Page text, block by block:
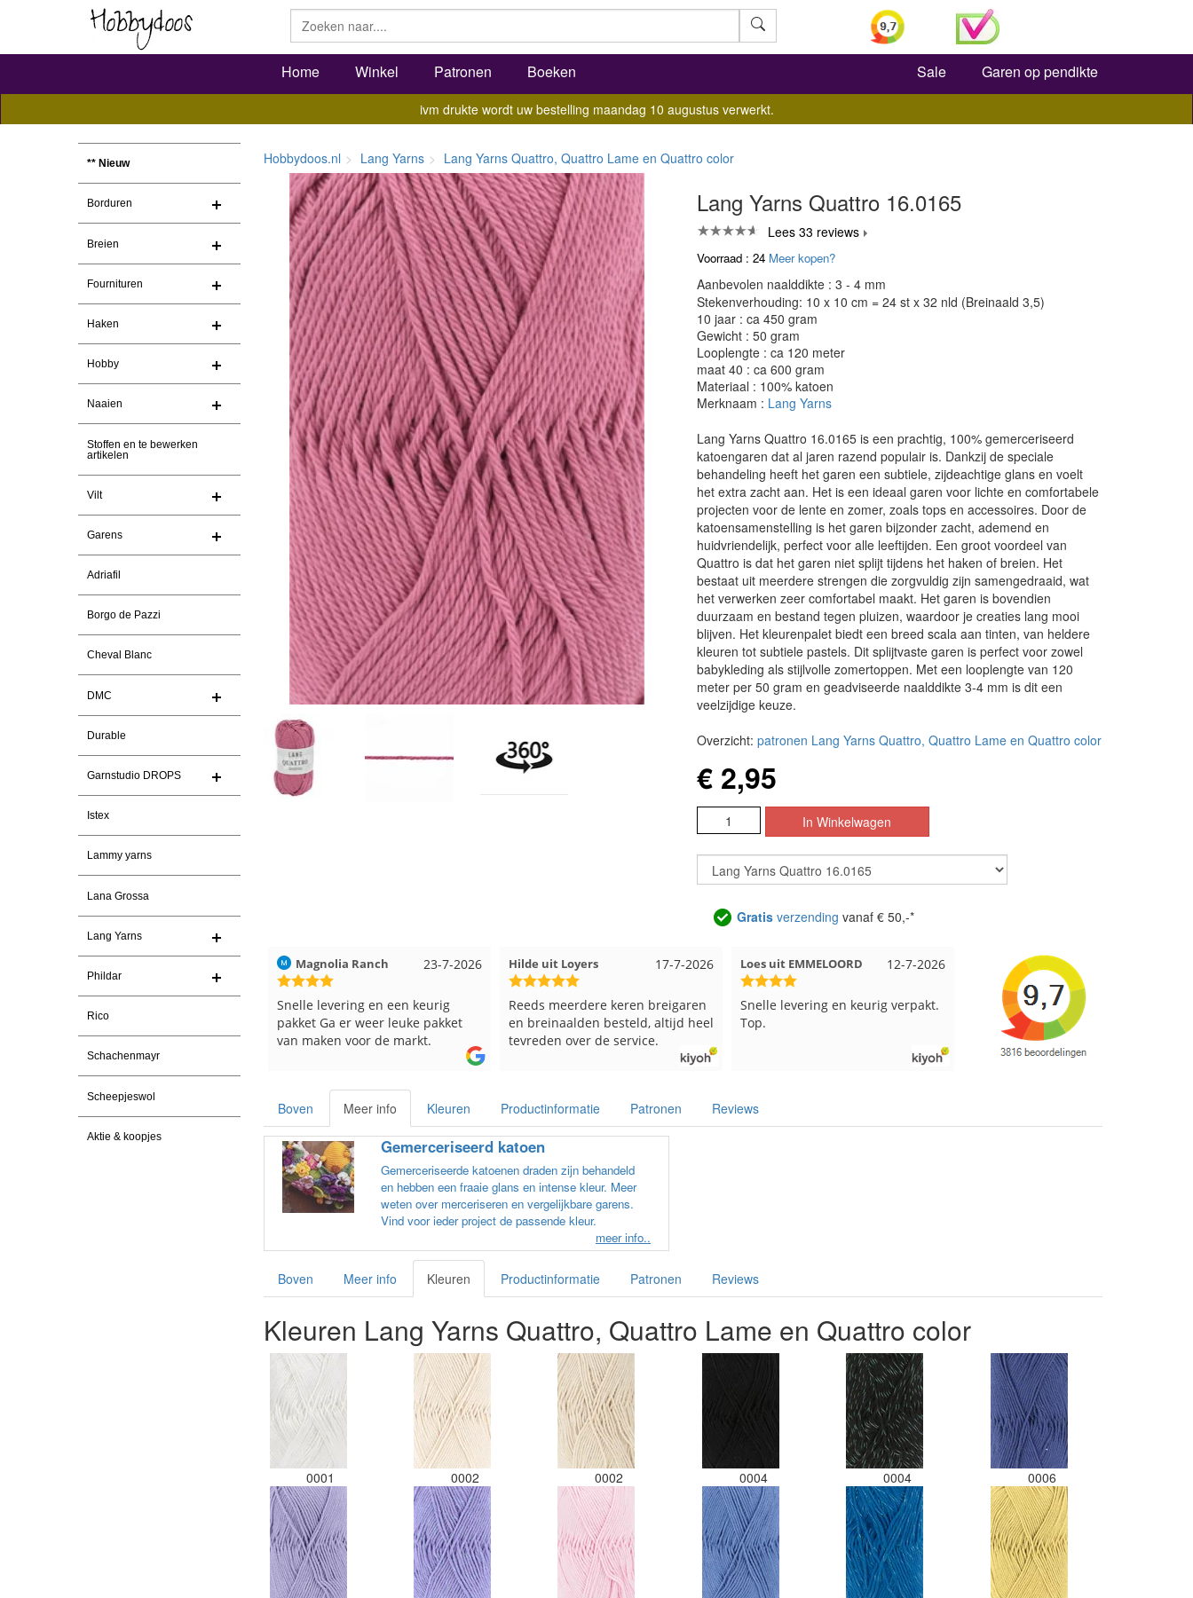
Zoeken
Home Winkel Patronen Boeken Sale Garen op pendikte
ivm drukte wordt uw bestelling maandag 10 augustus verwerkt.
** Nieuw
Borduren
Breien
Fournituren
Haken
Hobby
Naaien
Stoffen en te bewerken
artikelen
Vilt
Garens
Adriafil
Borgo de Pazzi
Cheval Blanc
DMC
Durable
Garnstudio DROPS
Istex
Lammy yarns
Lana Grossa
Lang Yarns
Phildar
Rico
Schachenmayr
Scheepjeswol
Aktie & koopjes
Hobbydoos.nl Lang Yarns Lang Yarns Quattro, Quattro Lame en Quattro color
Lang Yarns Quattro 16.0165
Lees 33 reviews
Voorraad : 24 Meer kopen?
Aanbevolen naalddikte : 3 - 4 mm
Stekenverhouding: 10 x 10 cm = 24 st x 32 nld (Breinaald 3,5)
10 jaar : ca 450 gram
Gewicht : 50 gram
Looplengte : ca 120 meter
maat 40 : ca 600 gram
Materiaal : 100% katoen
Merknaam : Lang Yarns
Lang Yarns Quattro 16.0165 is een prachtig, 100% gemerceriseerd
katoengaren dat al jaren razend populair is. Dankzij de speciale
behandeling heeft het garen een subtiele, zijdeachtige glans en voelt
het extra zacht aan. Het is een ideaal garen voor lichte en comfortabele
projecten voor de lente en zomer, zoals tops en accessoires. Door de
katoensamenstelling is het garen bijzonder zacht, ademend en
huidvriendelijk, perfect voor alle leeftijden. Een groot voordeel van
Quattro is dat het garen niet splijt tijdens het haken of breien. Het
bestaat uit meerdere strengen die zorgvuldig zijn samengedraaid, wat
het verwerken zeer comfortabel maakt. Het garen is bovendien
duurzaam en bestand tegen pluizen, waardoor je creaties lang mooi
blijven. Het kleurenpalet biedt een breed scala aan tinten, van heldere
kleuren tot subtiele pastels. Dit splijtvaste garen is perfect voor zowel
babykleding als stijlvolle zomertoppen. Met een looplengte van 120
meter per 50 gram en geadviseerde naalddikte 3-4 mm is dit een
veelzijdige keuze.
Overzicht: patronen Lang Yarns Quattro, Quattro Lame en Quattro color
€ 2,95
Gratisverzending vanaf € 50,-*
pakket Ga er weer leuke pakket
van maken voor de markt.
17-7-2026
Hilde uit Loyers
Reeds meerdere keren breigaren
en breinaalden besteld, altijd heel
tevreden over de service.
12-7-2026
Loes uit EMMELOORD
Snelle levering en keurig verpakt.
Top.
12-7-2026
Nell uit Beuningen
Goed verpakt en snelgeleverd
Wendy uit Amsterdam
Ruime keus aan viltwol, mooie
kleuren en goede kwaliteit. Snel
verzonden. Enigste wat ik een
beetje jammer vind is dat alles los
los in een doos gestopt. Geen
kleuren apart in te pakken met
een sticker welke kleur het is?
Desondanks zou ik deze shop
zeker wel aanbevelen wat betreft
de viltwol. Goede prijs/kwaliteit
verhouding.
Boven Meer info Kleuren Productinformatie Patronen Reviews
Gemerceriseerd katoen
Gemerceriseerde katoenen draden zijn behandeld
en hebben een fraaie glans en intense kleur. Meer
weten over merceriseren en vergelijkbare garens.
Vind voor ieder project de passende kleur.
meer info..
Boven Meer info Kleuren Productinformatie Patronen Reviews
Kleuren Lang Yarns Quattro, Quattro Lame en Quattro color
0001 0002 0002 0004 0004 0006